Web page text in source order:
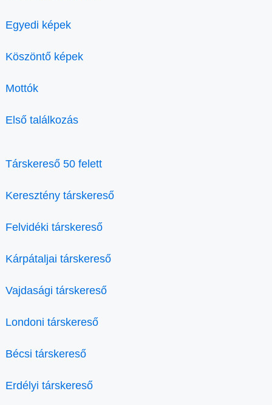
Egyedi képek
Köszöntő képek
Mottók
Első találkozás
Társkereső 50 felett
Keresztény társkereső
Felvidéki társkereső
Kárpátaljai társkereső
Vajdasági társkereső
Londoni társkereső
Bécsi társkereső
Erdélyi társkereső